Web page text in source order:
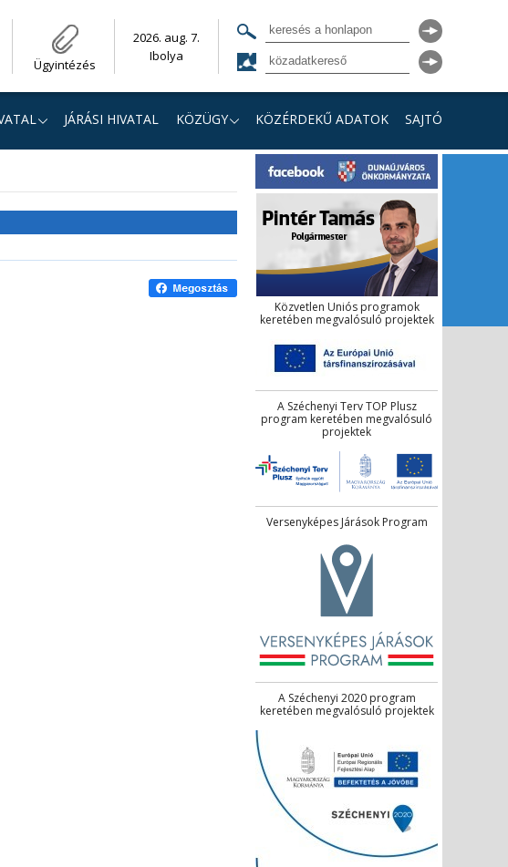
Ügyintézés
2026. aug. 7.
Ibolya
JÁRÁSI HIVATAL KÖZÜGY KÖZÉRDEKŰ ADATOK SAJTÓ
Közvetlen Uniós programok
keretében megvalósuló projektek
A Széchenyi Terv TOP Plusz
program keretében megvalósuló
projektek
Versenyképes Járások Program
A Széchenyi 2020 program
keretében megvalósuló projektek